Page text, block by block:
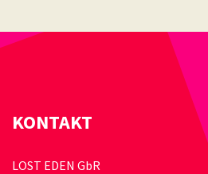
KONTAKT
LOST EDEN GbR